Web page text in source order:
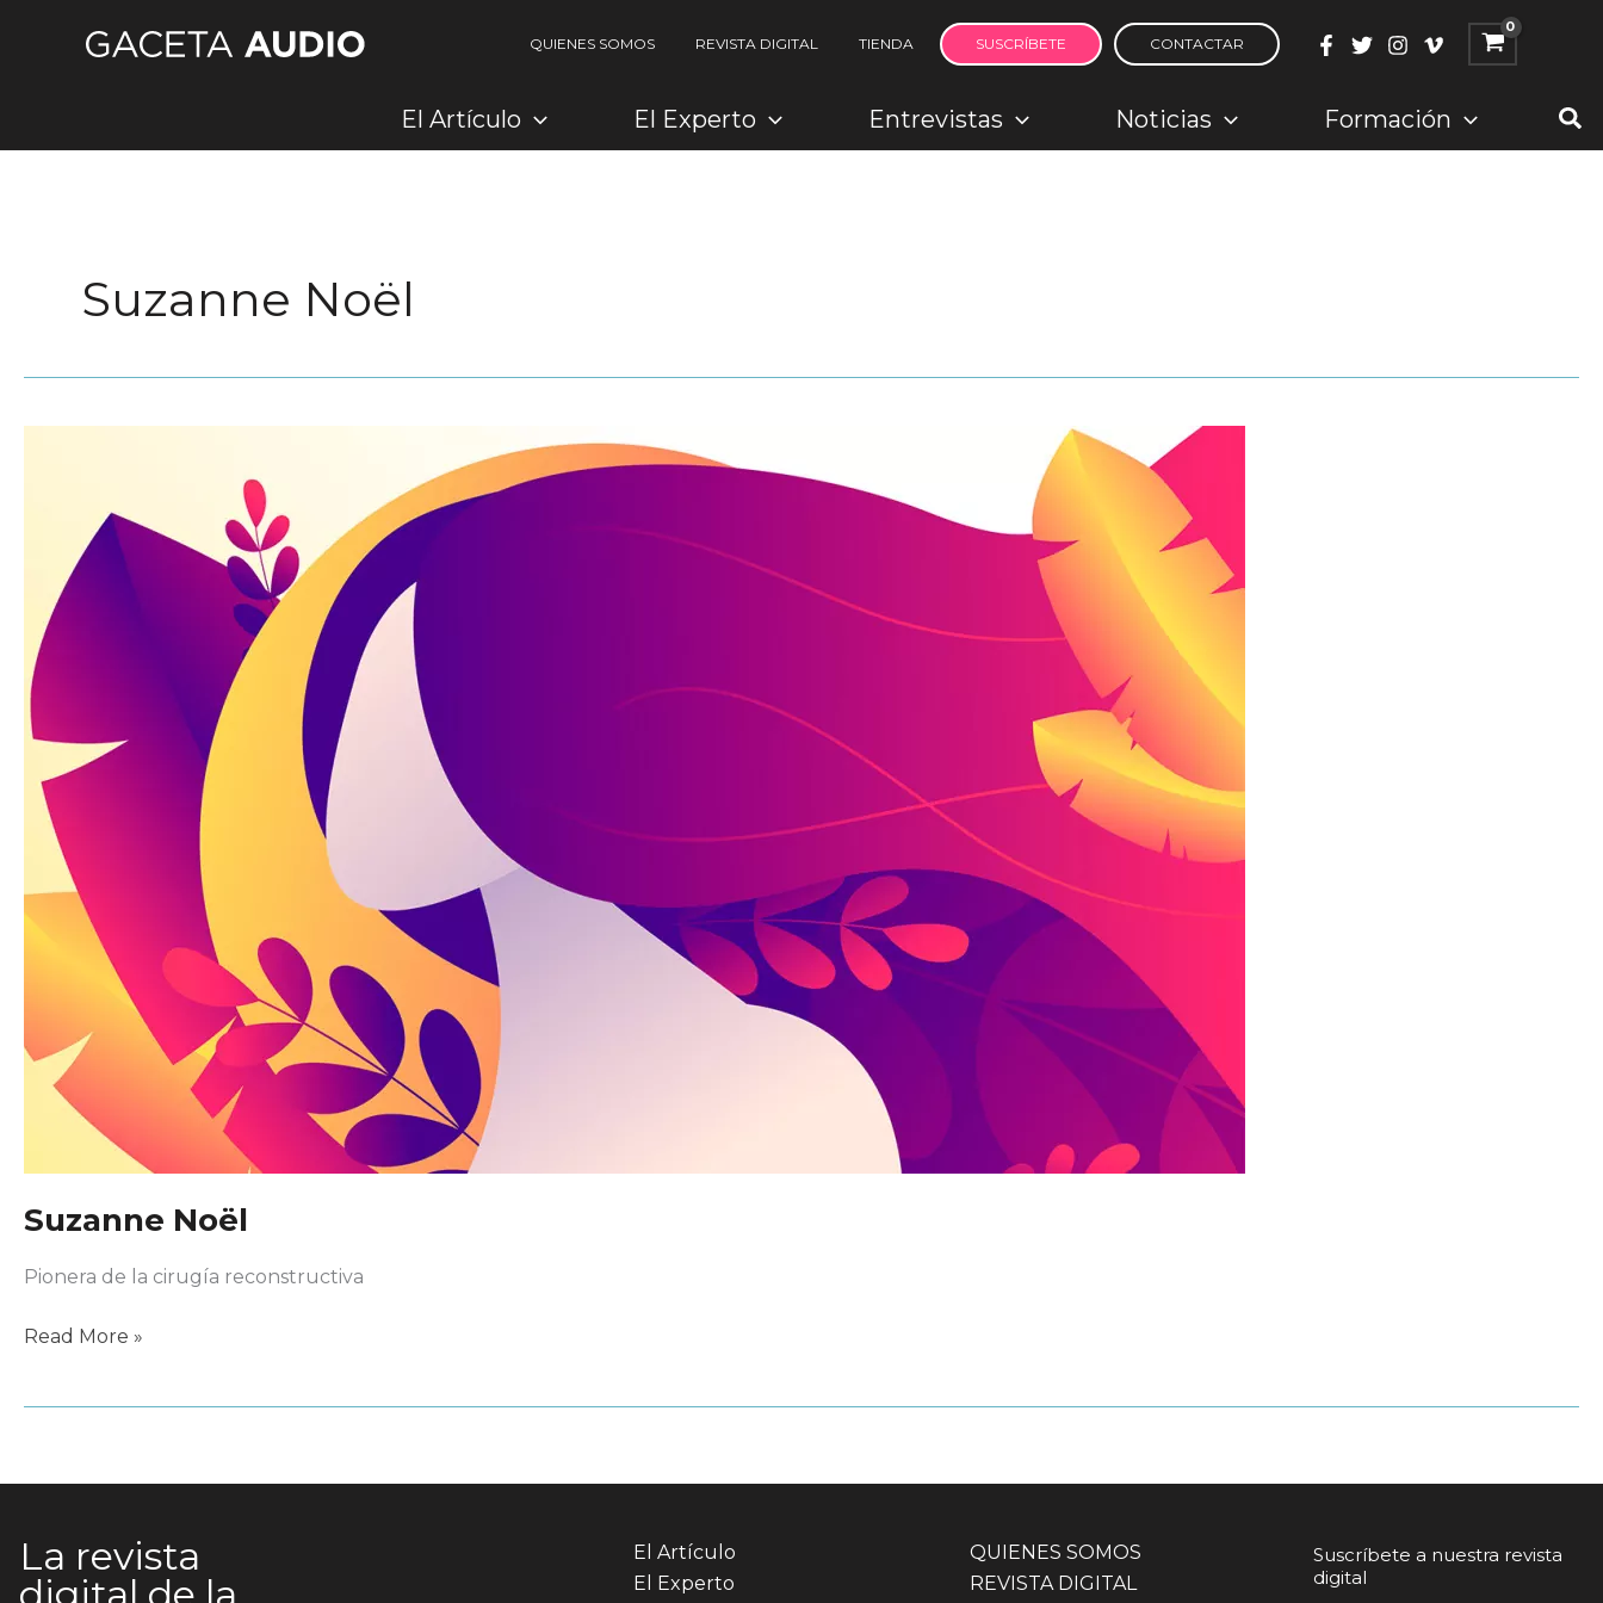
QUIENES SOMOS REVISTA DIGITAL TIENDA SUSCRÍBETE CONTACTAR
El Artículo El Experto Entrevistas Noticias Formación
Suzanne Noël
Suzanne Noël
Pionera de la cirugía reconstructiva
Suzanne
Read More »
La revista
El Artículo
El Experto
QUIENES SOMOS
REVISTA DIGITAL
Suscríbete a nuestra revista
digital